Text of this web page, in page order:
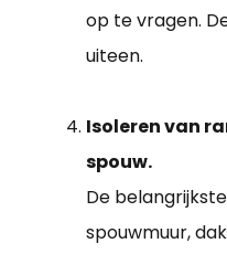
op te vragen.
uiteen.
Isoleren van
spouw.
De
spouwmuur,